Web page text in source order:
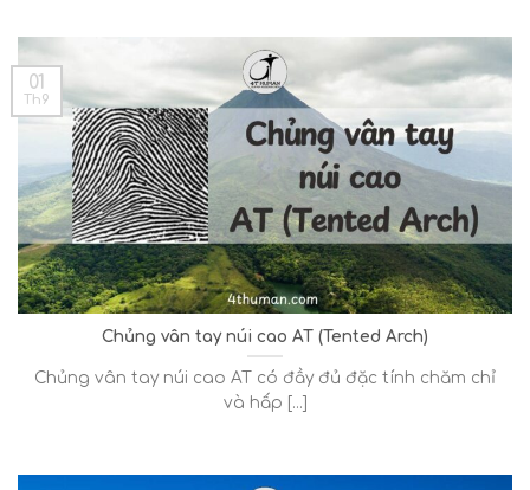
Chủng vân tay núi cao AT (Tented Arch)
Chủng vân tay núi cao AT có đầy đủ đặc tính chăm chỉ
và hấp [...]
01
Th9